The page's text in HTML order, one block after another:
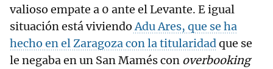
valioso empate a 0 ante el Levante. E igual
situación está viviendoAdu Ares, que se ha
hecho en el Zaragoza con la titularidadque se
le negaba en un San Mamés con overbooking